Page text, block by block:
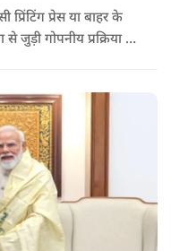
प्रिंटिंग प्रेस या बाहर के
जुड़ी गोपनीय प्रक्रिया में